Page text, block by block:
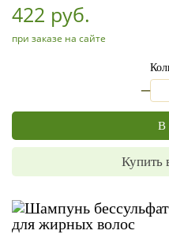
422 руб.
при заказе на сайте
В
Купить